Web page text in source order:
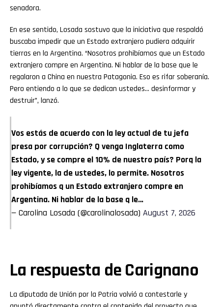
senadora.
En ese sentido, Losada sostuvo que la iniciativa que respaldó
buscaba impedir que un Estado extranjero pudiera adquirir
tierras en la Argentina. “Nosotros prohibíamos que un Estado
extranjero compre en Argentina. Ni hablar de la base que le
regalaron a China en nuestra Patagonia. Eso es rifar soberanía.
Pero entiendo a lo que se dedican ustedes… desinformar y
destruir”, lanzó.
Vos estás de acuerdo con la ley actual de tu jefa
presa por corrupción? Q venga Inglaterra como
Estado, y se compre el 10% de nuestro país? Porq la
ley vigente, la de ustedes, lo permite. Nosotros
prohibíamos q un Estado extranjero compre en
Argentina. Ni hablar de la base q le…
— Carolina Losada (@carolinalosada) August 7, 2026
La respuesta de Carignano
La diputada de Unión por la Patria volvió a contestarle y